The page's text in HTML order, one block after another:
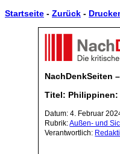
Startseite - Zurück -
NachDenkSeiten
Titel: Philippinen:
Datum: 4. Februar
Rubrik:Außen- und
Verantwortlich: